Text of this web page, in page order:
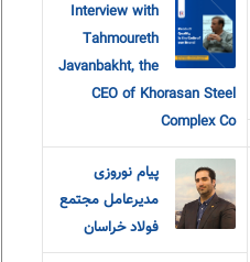
Interview with
Tahmoureth
Javanbakht, the
CEO of Khorasan Steel
Complex Co
پیام نوروزی
مدیرعامل مجتمع
فولاد خراسان